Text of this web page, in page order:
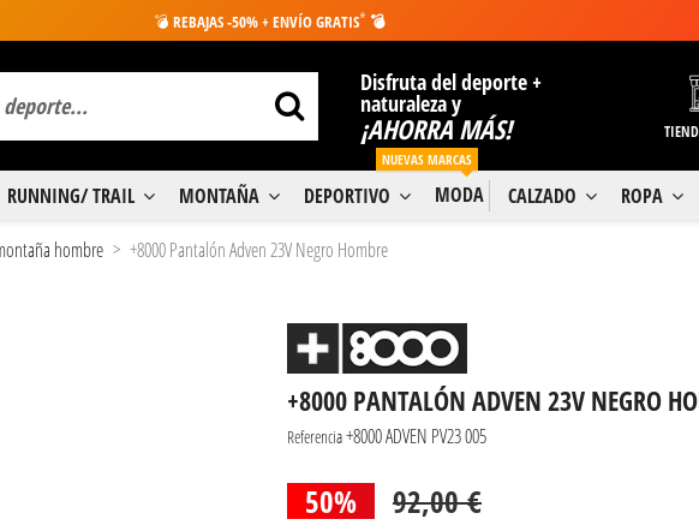
💣 REBAJAS -50% + ENVÍO GRATIS* 💣
Disfruta del deporte +
naturaleza y
¡AHORRA MÁS!
RUNNING/ TRAIL MONTAÑA DEPORTIVO MODA
NUEVAS MARCAS
CALZADO ROPA
hombre +8000 Pantalón Adven 23V Negro Hombre
+8000 PANTALÓN ADVEN 23V NEGRO
Referencia+8000 ADVEN PV23 005
50% 92,00 €